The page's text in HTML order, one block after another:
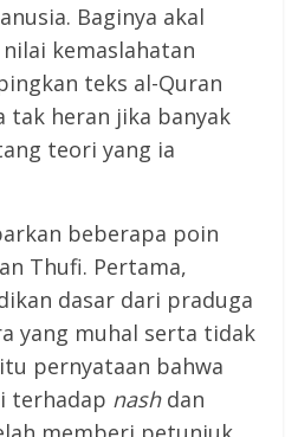
Baginya akal
kemaslahatan
teks al-Quran
tak heran jika banyak
teori yang ia
beberapa poin
Thufi. Pertama,
dasar dari praduga
yang muhal serta tidak
pernyataan bahwa
terhadap nashdan